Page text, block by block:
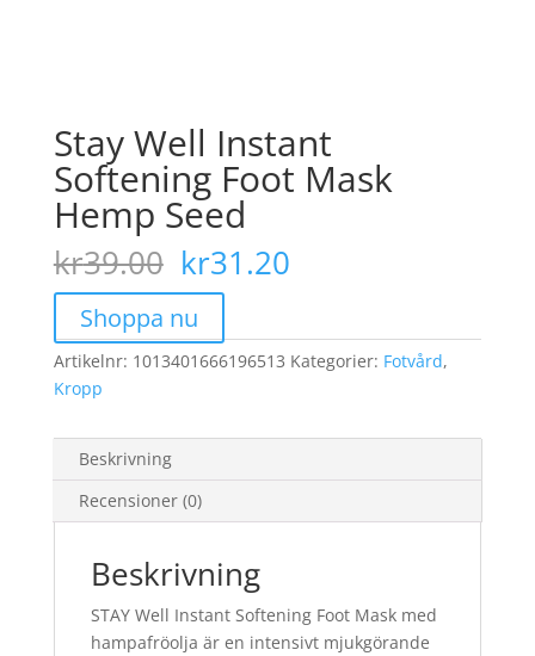
Stay Well Instant
Softening Foot Mask
Hemp Seed
kr39.00 Det
ursprungliga
priset
var:
kr39.00.
kr31.20Det
är:
kr31.20.
Shoppa nu
Artikelnr: 1013401666196513 Kategorier: Fotvård,
Kropp
Beskrivning
Recensioner (0)
Beskrivning
STAY Well Instant Softening Foot Mask med
hampafröolja är en intensivt mjukgörande